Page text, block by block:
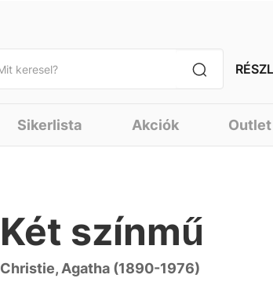
Sikerlista Akciók Outlet
Két színmű
Christie, Agatha (1890-1976)